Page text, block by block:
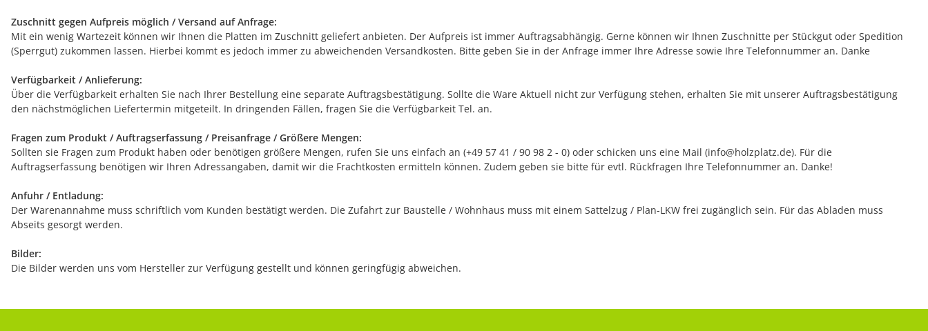
Zuschnitt gegen Aufpreis möglich / Versand auf Anfrage:
Mit ein wenig Wartezeit können wir Ihnen die Platten im Zuschnitt geliefert anbieten. Der Aufpreis ist immer Auftragsabhängig. Gerne können wir Ihnen Zuschnitte per Stückgut oder Spedition
(Sperrgut) zukommen lassen. Hierbei kommt es jedoch immer zu abweichenden Versandkosten. Bitte geben Sie in der Anfrage immer Ihre Adresse sowie Ihre Telefonnummer an. Danke
Verfügbarkeit / Anlieferung:
Über die Verfügbarkeit erhalten Sie nach Ihrer Bestellung eine separate Auftragsbestätigung. Sollte die Ware Aktuell nicht zur Verfügung stehen, erhalten Sie mit unserer Auftragsbestätigung
den nächstmöglichen Liefertermin mitgeteilt. In dringenden Fällen, fragen Sie die Verfügbarkeit Tel. an.
Fragen zum Produkt / Auftragserfassung / Preisanfrage / Größere Mengen:
Sollten sie Fragen zum Produkt haben oder benötigen größere Mengen, rufen Sie uns einfach an (+49 57 41 / 90 98 2 - 0) oder schicken uns eine Mail (info@holzplatz.de). Für die
Auftragserfassung benötigen wir Ihren Adressangaben, damit wir die Frachtkosten ermitteln können. Zudem geben sie bitte für evtl. Rückfragen Ihre Telefonnummer an. Danke!
Anfuhr / Entladung:
Der Warenannahme muss schriftlich vom Kunden bestätigt werden. Die Zufahrt zur Baustelle / Wohnhaus muss mit einem Sattelzug / Plan-LKW frei zugänglich sein. Für das Abladen muss
Abseits gesorgt werden.
Bilder:
Die Bilder werden uns vom Hersteller zur Verfügung gestellt und können geringfügig abweichen.